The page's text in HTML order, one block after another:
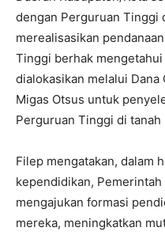
dengan Perguruan Tinggi
merealisasikan
Tinggi berhak mengetahui
dialokasikan melalui Dana
Migas Otsus untuk
Perguruan Tinggi di tanah
Filep mengatakan, dalam
kependidikan,
mengajukan formasi
mereka, meningkatkan